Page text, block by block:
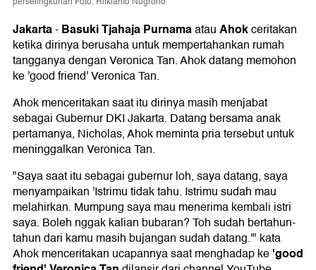
Jakarta-Basuki Tjahaja PurnamaatauAhokceritakan
ketika dirinya berusaha untuk mempertahankan rumah
tangganya dengan Veronica Tan. Ahok datang memohon
ke 'good friend' Veronica Tan.
Ahok menceritakan saat itu dirinya masih menjabat
sebagai Gubernur DKI Jakarta. Datang bersama anak
pertamanya, Nicholas, Ahok meminta pria tersebut untuk
meninggalkan Veronica Tan.
"Saya saat itu sebagai gubernur loh, saya datang, saya
menyampaikan 'Istrimu tidak tahu. Istrimu sudah mau
melahirkan. Mumpung saya mau menerima kembali istri
saya. Boleh nggak kalian bubaran? Toh sudah bertahun-
tahun dari kamu masih bujangan sudah datang.'" kata
Ahok menceritakan ucapannya saat menghadap ke'good